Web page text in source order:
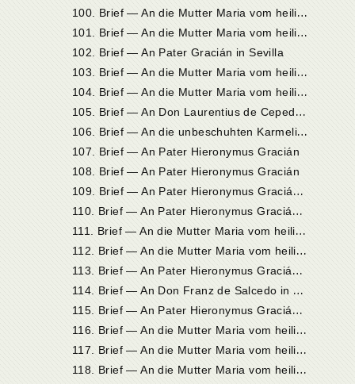
1
00. Brief — An die Mutter Maria vom heiligen Joseph, Priorin in Sevilla
1
01. Brief — An die Mutter Maria vom heiligen Joseph, Priorin in Sevilla
102. Brief — An Pater Gracián in Sevilla
1
03. Brief — An die Mutter Maria vom heiligen Joseph, Priorin in Sevilla
1
04. Brief — An die Mutter Maria vom heiligen Joseph, Priorin in Sevilla
1
05. Brief — An Don Laurentius de Cepeda in Ávila
1
06. Brief — An die unbeschuhten Karmelitinnen in Veas
107. Brief — An Pater Hieronymus Gracián
108. Brief — An Pater Hieronymus Gracián
1
09. Brief — An Pater Hieronymus Gracián in Almodóvar del Campo
1
10. Brief — An Pater Hieronymus Gracián in Almodóvar del Campo
1
11. Brief — An die Mutter Maria vom heiligen Joseph, Priorin in Sevilla
1
12. Brief — An die Mutter Maria vom heiligen Joseph, Priorin in Sevilla
1
13. Brief — An Pater Hieronymus Gracián in Almodóvar
1
14. Brief — An Don Franz de Salcedo in Ávila
1
15. Brief — An Pater Hieronymus Gracián in Almodóvar
1
16. Brief — An die Mutter Maria vom heiligen Joseph, Priorin in Sevilla
1
17. Brief — An die Mutter Maria vom heiligen Joseph, Priorin in Sevilla
1
18. Brief — An die Mutter Maria vom heiligen Joseph, Priorin in Sevilla